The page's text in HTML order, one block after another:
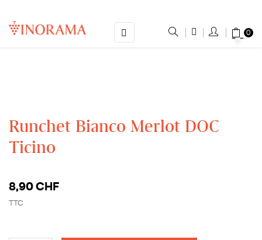
Basculer
la
☰ 0
Runchet Bianco Merlot DOC
Ticino
8,90 CHF
TTC